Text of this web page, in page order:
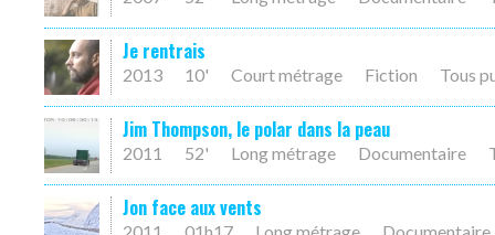
Je rentrais
2013 10' Court métrage Fiction Tous
Jim Thompson, le polar dans la peau
2011 52' Long métrage Documentaire
Jon face aux vents